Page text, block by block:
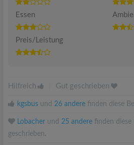
Essen
Preis/Leistung
Hilfreich Gut geschrieben
kgsbus und 26 andere finden diese
Lobacher und 25 andere finden
geschrieben.